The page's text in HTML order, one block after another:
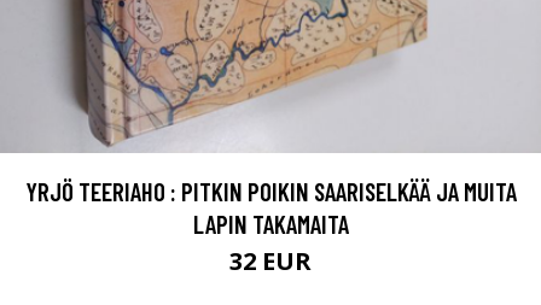
YRJÖ TEERIAHO : PITKIN POIKIN SAARISELKÄÄ JA MUITA
LAPIN TAKAMAITA
32 EUR